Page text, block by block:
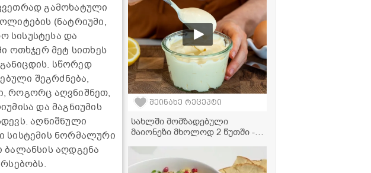
გამოხატული
(ნატრიუმი,
სისუსტესა და
ოთხჯერ მეტ სითხეს
სწორედ
შეგრძნება,
როგორც აღვნიშნეთ,
და მაგნიუმის
აღნიშნული
სისტემის ნორმალური
ბალანსის აღდგენა
შეინახე რეცეპტი
სახლში მომზადებული
მაიონეზი მხოლოდ 2 წუთში -